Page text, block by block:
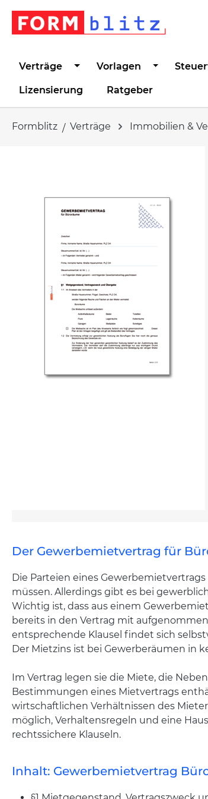
Zur Hauptnavigation springen
Verträge Vorlagen
Lizensierung Ratgeber
Formblitz Verträge Immobilien &
Der Gewerbemietvertrag für
Die Parteien eines
müssen. Allerdings gibt es bei
Wichtig ist, dass aus einem
bereits in den Vertrag mit
entsprechende Klausel findet sich
Der Mietzins ist bei Gewerberäumen in
Im Vertrag legen sie die Miete, die
Bestimmungen eines Mietvertrags
wirtschaftlichen Verhältnissen des
möglich, Verhaltensregeln und eine
rechtssichere Klauseln.
Inhalt: Gewerbemietvertrag